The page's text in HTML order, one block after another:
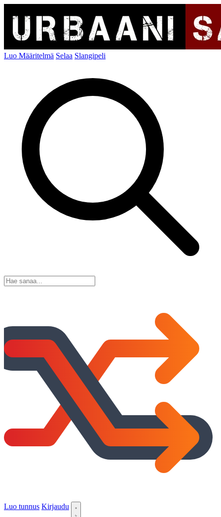
Luo Määritelmä Selaa Slangipeli
Luo tunnus Kirjaudu